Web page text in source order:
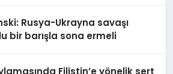
Rusya-Ukrayna savaşı
bir barışla sona ermeli
Filistin’e yönelik sert